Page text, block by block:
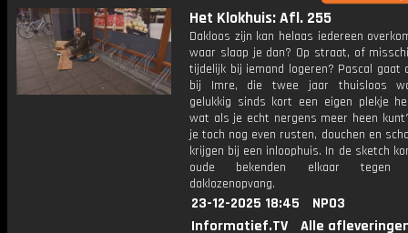
Het Klokhuis: Afl. 255
Dakloos zijn kan helaas iedereen
waar slaap je dan? Op straat, of
tijdelijk bij iemand logeren? Pascal gaat
bij Imre, die twee jaar thuisloos
gelukkig sinds kort een eigen plekje
wat als je echt nergens meer heen
je toch nog even rusten, douchen en
krijgen bij een inloophuis. In de sketch
oude bekenden elkaar
daklozenopvang.
23-12-2025 18:45
NPO3
Informatief.TV
Alle